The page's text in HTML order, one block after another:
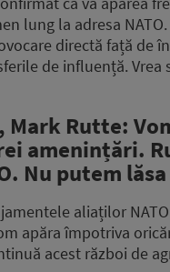
lung la adresa
directă față de
de influență. Vrea
Mark Rutte:
amenințări.
Nu putem
aliaților
apăra împotriva
acest război de